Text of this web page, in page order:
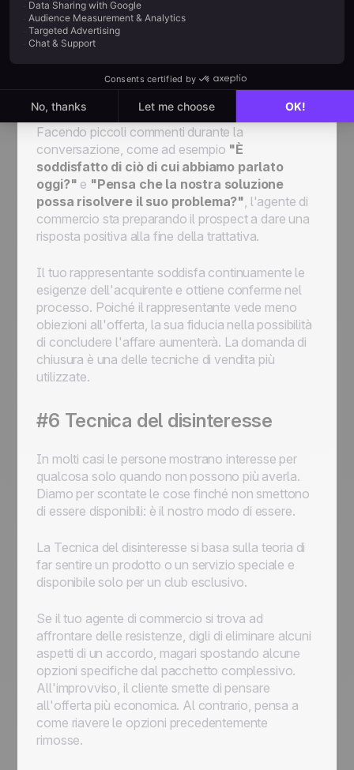
quanto può essere utilizzata in qualsiasi fase del
processo di vendita, non solo alla fine. L'utilizzo di
questa tecnica durante tutto il processo di vendita
rafforzerà la fiducia dell'agente di commercio, che
riceverà una serie di piccole conferme da parte dei
Facendo piccoli commenti durante la
conversazione, come ad esempio "È
soddisfatto di ciò di cui abbiamo parlato
oggi?" e "Pensa che la nostra soluzione
possa risolvere il suo problema?", l'agente di
commercio sta preparando il prospect a dare una
risposta positiva alla fine della trattativa.
Il tuo rappresentante soddisfa continuamente le
esigenze dell'acquirente e ottiene conferme nel
processo. Poiché il rappresentante vede meno
obiezioni all'offerta, la sua fiducia nella possibilità
di concludere l'affare aumenterà. La domanda di
chiusura è una delle tecniche di vendita più
utilizzate.
#6 Tecnica del disinteresse
In molti casi le persone mostrano interesse per
qualcosa solo quando non possono più averla.
Diamo per scontate le cose finché non smettono
di essere disponibili: è il nostro modo di essere.
La Tecnica del disinteresse si basa sulla teoria di
far sentire un prodotto o un servizio speciale e
disponibile solo per un club esclusivo.
Se il tuo agente di commercio si trova ad
affrontare delle resistenze, digli di eliminare alcuni
aspetti di un accordo, magari spostando alcune
opzioni specifiche dal pacchetto complessivo.
All'improvviso, il cliente smette di pensare
all'offerta più economica. Al contrario, pensa a
come riavere le opzioni precedentemente
rimosse.